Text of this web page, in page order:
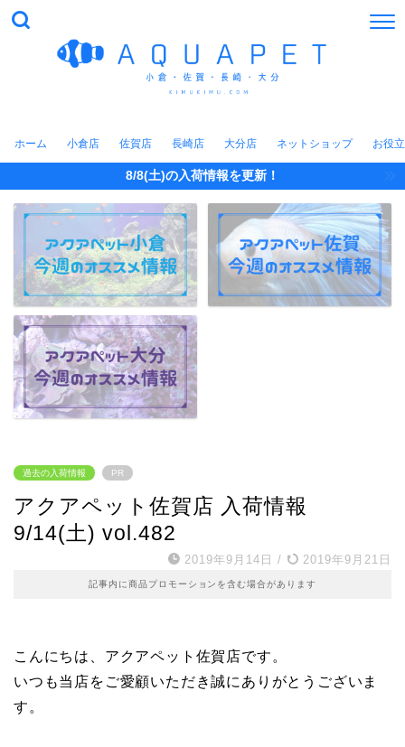
ホーム 小倉店 佐賀店 長崎店 大分店 ネットショップ お役
8/8(土)の入荷情報を更新！
過去の入荷情報 PR
アクアペット佐賀店 入荷情報
9/14(土) vol.482
2019年9月14日 / 2019年9月21日
記事内に商品プロモーションを含む場合があります
こんにちは、アクアペット佐賀店です。
いつも当店をご愛顧いただき誠にありがとうございま
す。